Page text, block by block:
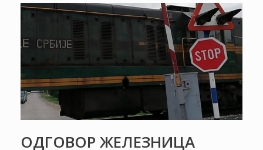
ОДГОВОР ЖЕЛЕЗНИЦА